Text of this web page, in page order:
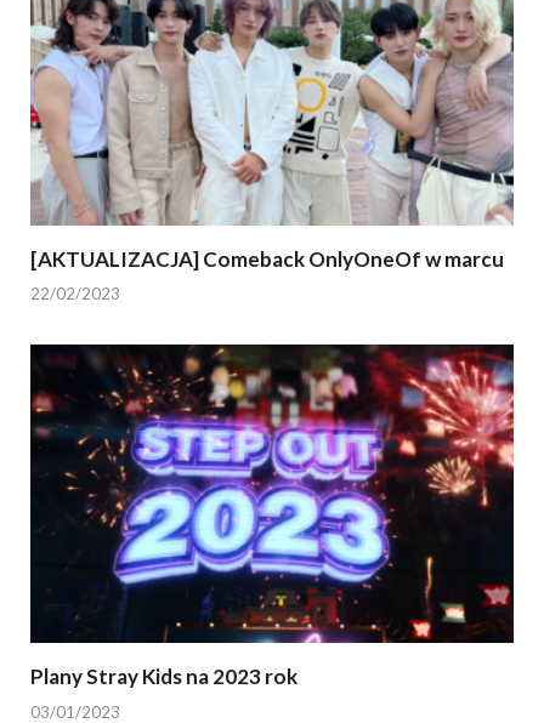
[AKTUALIZACJA] Comeback OnlyOneOf w marcu
22/02/2023
Plany Stray Kids na 2023 rok
03/01/2023